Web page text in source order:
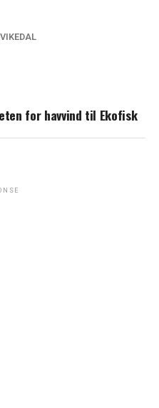
VIKEDAL
for havvind til Ekofisk